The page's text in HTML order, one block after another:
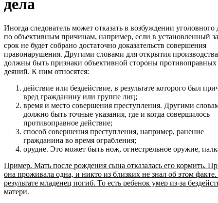
дела
Иногда следователь может отказать в возбуждении уголовного
по объективным причинам, например, если в установленный
срок не будет собрано достаточно доказательств совершения
правонарушения. Другими словами для открытия производства
должны быть признаки объективной стороны противоправных
деяний. К ним относятся:
действие или бездействие, в результате которого был
вред гражданину или группе лиц;
время и место совершения преступления. Другими
должно быть точные указания, где и когда совершилось
противоправное действие;
способ совершения преступления, например, ранение
гражданина во время ограбления;
орудие. Это может быть нож, огнестрельное оружие,
Пример. Мать после рождения сына отказалась его кормить.
она проживала одна, и никто из близких не знал об этом
результате младенец погиб. То есть ребенок умер из-за
матери.